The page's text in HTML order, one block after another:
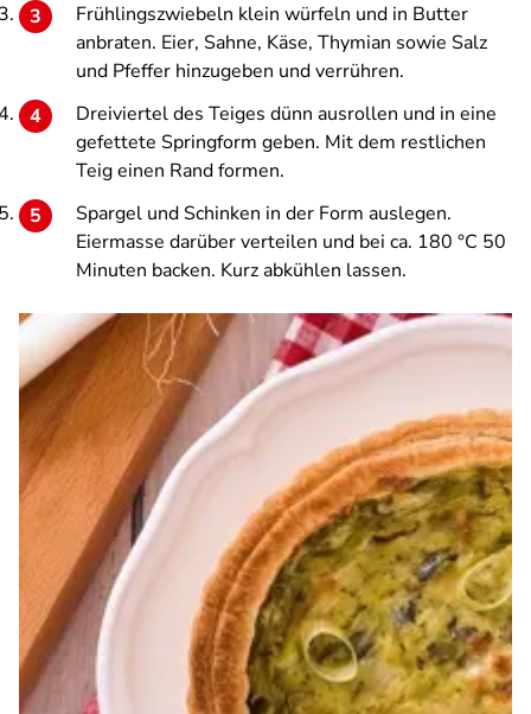
Frühlingszwiebeln klein würfeln und in Butter
anbraten. Eier, Sahne, Käse, Thymian sowie Salz
und Pfeffer hinzugeben und verrühren.
Dreiviertel des Teiges dünn ausrollen und in eine
gefettete Springform geben. Mit dem restlichen
Teig einen Rand formen.
Spargel und Schinken in der Form auslegen.
Eiermasse darüber verteilen und bei ca. 180 °C 50
Minuten backen. Kurz abkühlen lassen.